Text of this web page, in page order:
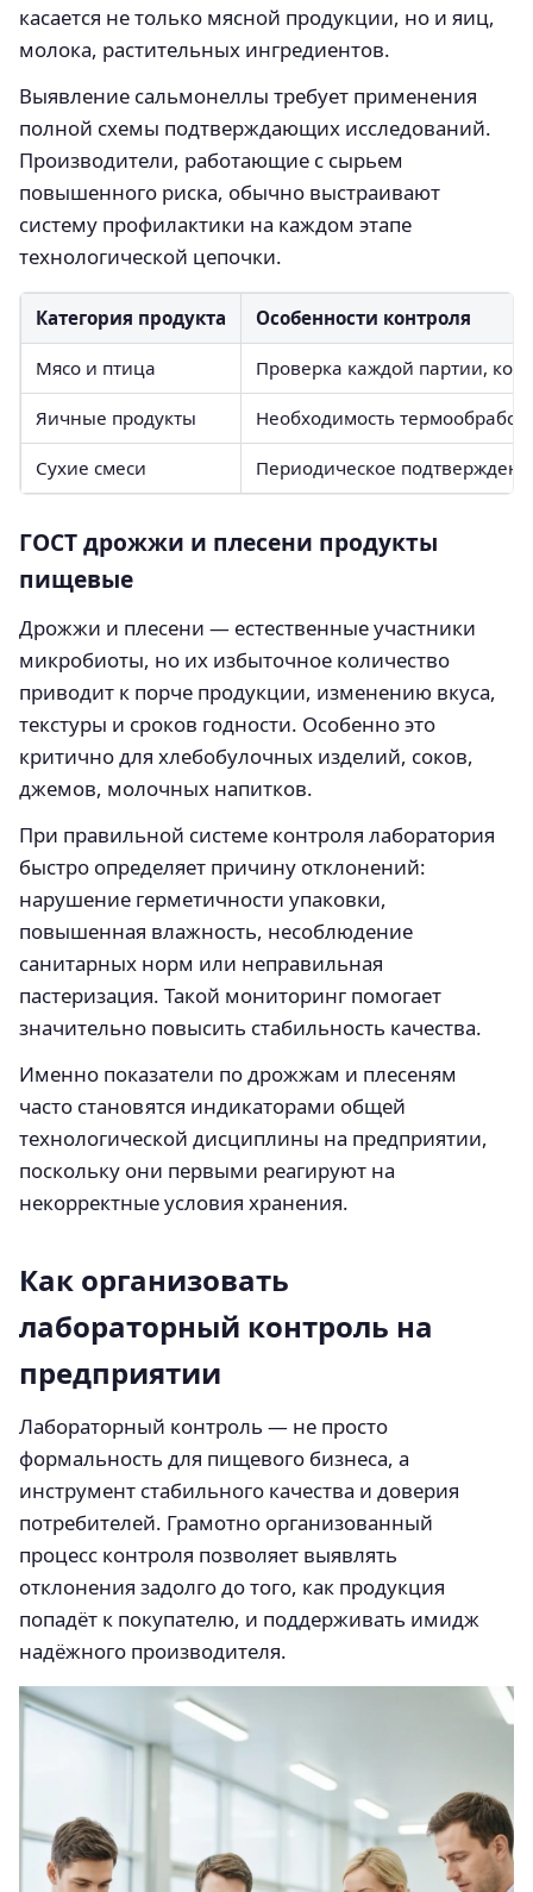
касается не только мясной продукции, но и яиц,
молока, растительных ингредиентов.
Выявление сальмонеллы требует применения
полной схемы подтверждающих исследований.
Производители, работающие с сырьем
повышенного риска, обычно выстраивают
систему профилактики на каждом этапе
технологической цепочки.
Категория продукта Особенности контроля
Мясо и птица Проверка каждой партии,
Яичные продукты Необходимость
Сухие смеси Периодическое
ГОСТ дрожжи и плесени продукты
пищевые
Дрожжи и плесени — естественные участники
микробиоты, но их избыточное количество
приводит к порче продукции, изменению вкуса,
текстуры и сроков годности. Особенно это
критично для хлебобулочных изделий, соков,
джемов, молочных напитков.
При правильной системе контроля лаборатория
быстро определяет причину отклонений:
нарушение герметичности упаковки,
повышенная влажность, несоблюдение
санитарных норм или неправильная
пастеризация. Такой мониторинг помогает
значительно повысить стабильность качества.
Именно показатели по дрожжам и плесеням
часто становятся индикаторами общей
технологической дисциплины на предприятии,
поскольку они первыми реагируют на
некорректные условия хранения.
Как организовать
лабораторный контроль на
предприятии
Лабораторный контроль — не просто
формальность для пищевого бизнеса, а
инструмент стабильного качества и доверия
потребителей. Грамотно организованный
процесс контроля позволяет выявлять
отклонения задолго до того, как продукция
попадёт к покупателю, и поддерживать имидж
надёжного производителя.